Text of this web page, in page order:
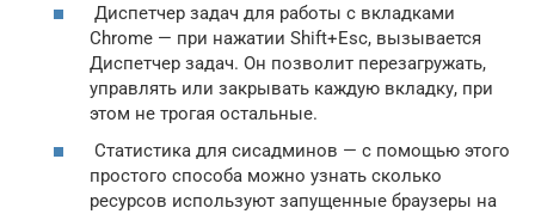
Диспетчер задач для работы с вкладками
Chrome — при нажатии Shift+Esc, вызывается
Диспетчер задач. Он позволит перезагружать,
управлять или закрывать каждую вкладку, при
этом не трогая остальные.
Статистика для сисадминов — с помощью этого
простого способа можно узнать сколько
ресурсов используют запущенные браузеры на